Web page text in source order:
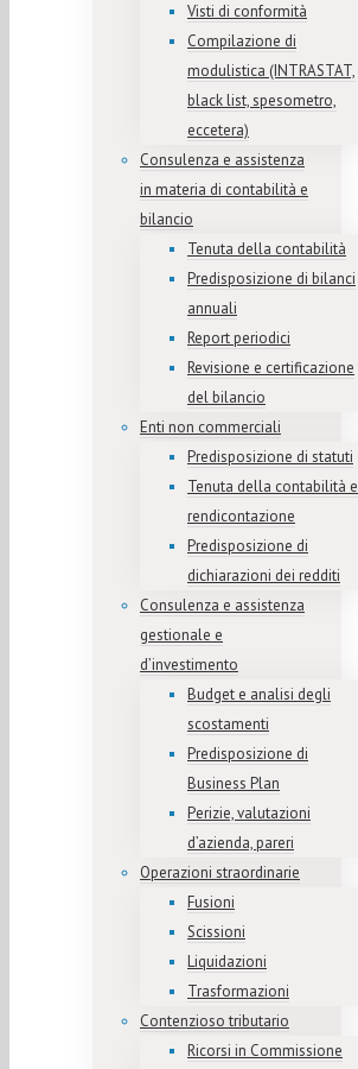
Visti di conformità
Compilazione di
modulistica (INTRASTAT,
black list, spesometro,
eccetera)
Consulenza e assistenza
in materia di contabilità e
bilancio
Tenuta della contabilità
Predisposizione di bilanci
annuali
Report periodici
Revisione e certificazione
del bilancio
Enti non commerciali
Predisposizione di statuti
Tenuta della contabilità e
rendicontazione
Predisposizione di
dichiarazioni dei redditi
Consulenza e assistenza
gestionale e
d’investimento
Budget e analisi degli
scostamenti
Predisposizione di
Business Plan
Perizie, valutazioni
d’azienda, pareri
Operazioni straordinarie
Fusioni
Scissioni
Liquidazioni
Trasformazioni
Contenzioso tributario
Ricorsi in Commissione